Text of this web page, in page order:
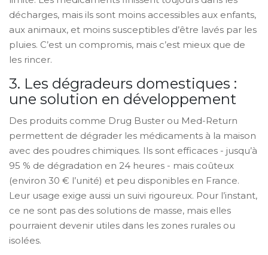
décharges, mais ils sont moins accessibles aux enfants,
aux animaux, et moins susceptibles d’être lavés par les
pluies. C’est un compromis, mais c’est mieux que de
les rincer.
3. Les dégradeurs domestiques :
une solution en développement
Des produits comme Drug Buster ou Med-Return
permettent de dégrader les médicaments à la maison
avec des poudres chimiques. Ils sont efficaces - jusqu’à
95 % de dégradation en 24 heures - mais coûteux
(environ 30 € l’unité) et peu disponibles en France.
Leur usage exige aussi un suivi rigoureux. Pour l’instant,
ce ne sont pas des solutions de masse, mais elles
pourraient devenir utiles dans les zones rurales ou
isolées.